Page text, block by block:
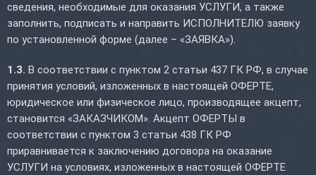
сведения, необходимые для оказания УСЛУГИ, а также
заполнить, подписать и направить ИСПОЛНИТЕЛЮ заявку
по установленной форме (далее – «ЗАЯВКА»).
1.3. В соответствии с пунктом 2 статьи 437 ГК РФ, в случае
принятия условий, изложенных в настоящей ОФЕРТЕ,
юридическое или физическое лицо, производящее акцепт,
становится «ЗАКАЗЧИКОМ». Акцепт ОФЕРТЫ в
соответствии с пунктом 3 статьи 438 ГК РФ
приравнивается к заключению договора на оказание
УСЛУГИ на условиях, изложенных в настоящей ОФЕРТЕ